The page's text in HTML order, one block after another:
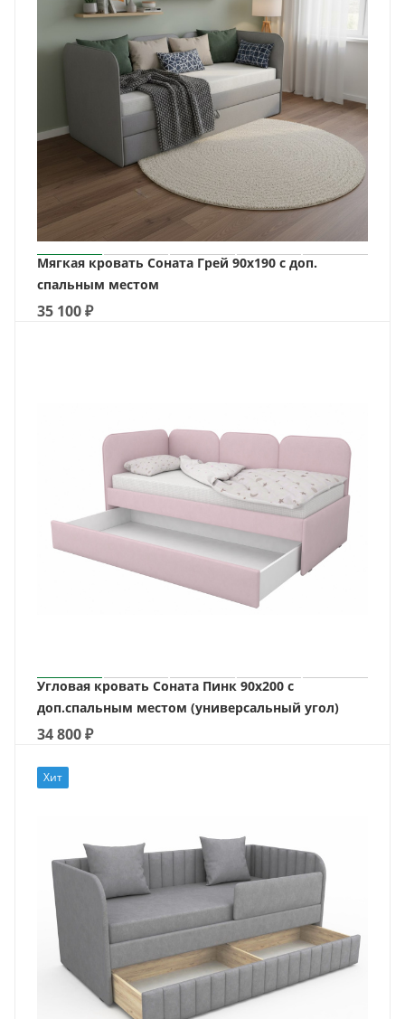
Мягкая кровать Соната Грей 90х190 с доп.
спальным местом
35 100₽
Угловая кровать Соната Пинк 90х200 с
доп.спальным местом (универсальный угол)
34 800₽
Хит